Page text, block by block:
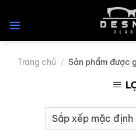
Trang chủ / Sản phẩm được